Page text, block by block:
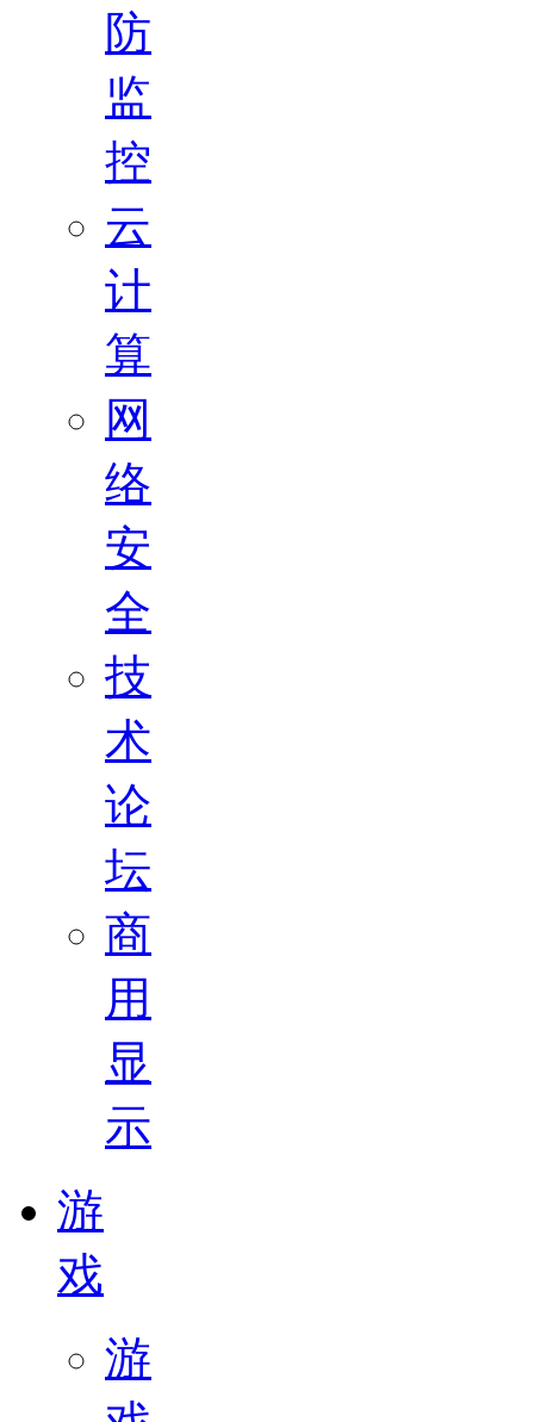
防
监
控
云
计
算
网
络
安
全
技
术
论
坛
商
用
显
示
游
戏
游